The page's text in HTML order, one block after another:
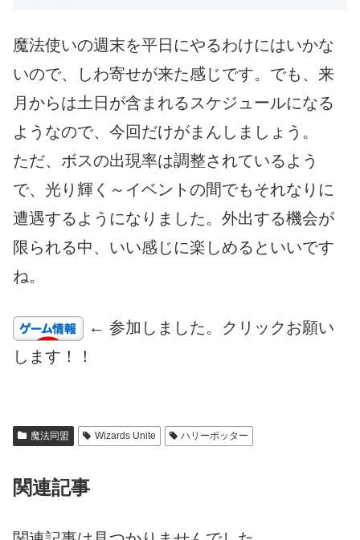
魔法使いの週末を平日にやるわけにはいかな
いので、しわ寄せが来た感じです。でも、来
月からは土日が含まれるスケジュールになる
ようなので、今回だけがまんしましょう。
ただ、ボスの出現率は調整されているよう
で、光り輝く～イベントの間でもそれなりに
遭遇するようになりました。外出する機会が
限られる中、いい感じに楽しめるといいです
ね。
← 参加しました。クリックお願い
します！！
魔法同盟 Wizards Unite ハリーポッター
関連記事